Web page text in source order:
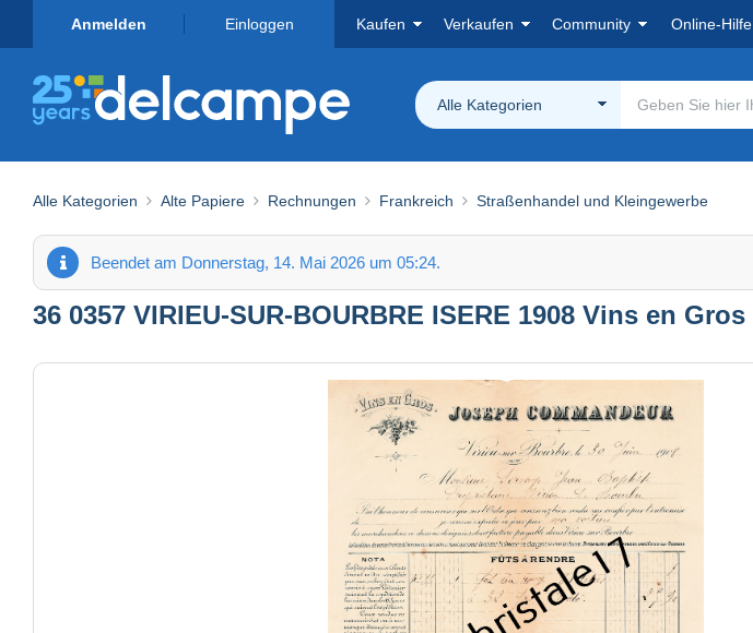
Anmelden Einloggen Kaufen Verkaufen Community Online-Hilfe
Alle Kategorien
Alle Kategorien Alte Papiere Rechnungen Frankreich Straßenhandel und Kleingewerbe
Beendet am Donnerstag, 14. Mai 2026 um 05:24.
36 0357 VIRIEU-SUR-BOURBRE ISERE 1908 Vins en